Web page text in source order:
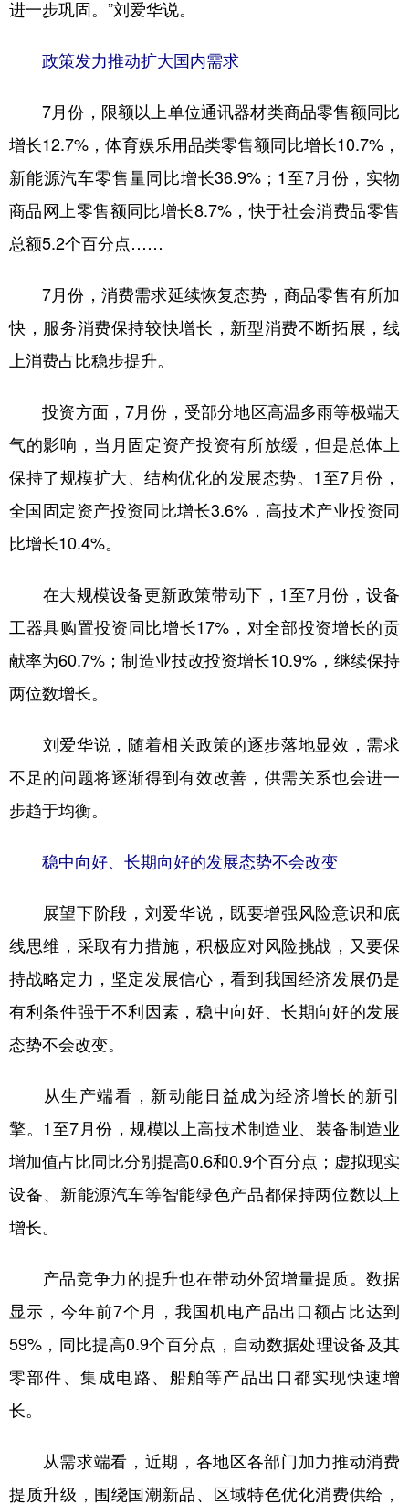
进一步巩固。”刘爱华说。
政策发力推动扩大国内需求
7月份，限额以上单位通讯器材类商品零售额同比
增长12.7%，体育娱乐用品类零售额同比增长10.7%，
新能源汽车零售量同比增长36.9%；1至7月份，实物
商品网上零售额同比增长8.7%，快于社会消费品零售
总额5.2个百分点……
7月份，消费需求延续恢复态势，商品零售有所加
快，服务消费保持较快增长，新型消费不断拓展，线
上消费占比稳步提升。
投资方面，7月份，受部分地区高温多雨等极端天
气的影响，当月固定资产投资有所放缓，但是总体上
保持了规模扩大、结构优化的发展态势。1至7月份，
全国固定资产投资同比增长3.6%，高技术产业投资同
比增长10.4%。
在大规模设备更新政策带动下，1至7月份，设备
工器具购置投资同比增长17%，对全部投资增长的贡
献率为60.7%；制造业技改投资增长10.9%，继续保持
两位数增长。
刘爱华说，随着相关政策的逐步落地显效，需求
不足的问题将逐渐得到有效改善，供需关系也会进一
步趋于均衡。
稳中向好、长期向好的发展态势不会改变
展望下阶段，刘爱华说，既要增强风险意识和底
线思维，采取有力措施，积极应对风险挑战，又要保
持战略定力，坚定发展信心，看到我国经济发展仍是
有利条件强于不利因素，稳中向好、长期向好的发展
态势不会改变。
从生产端看，新动能日益成为经济增长的新引
擎。1至7月份，规模以上高技术制造业、装备制造业
增加值占比同比分别提高0.6和0.9个百分点；虚拟现实
设备、新能源汽车等智能绿色产品都保持两位数以上
增长。
产品竞争力的提升也在带动外贸增量提质。数据
显示，今年前7个月，我国机电产品出口额占比达到
59%，同比提高0.9个百分点，自动数据处理设备及其
零部件、集成电路、船舶等产品出口都实现快速增
长。
从需求端看，近期，各地区各部门加力推动消费
提质升级，围绕国潮新品、区域特色优化消费供给，